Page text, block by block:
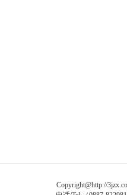
Copyright@http://